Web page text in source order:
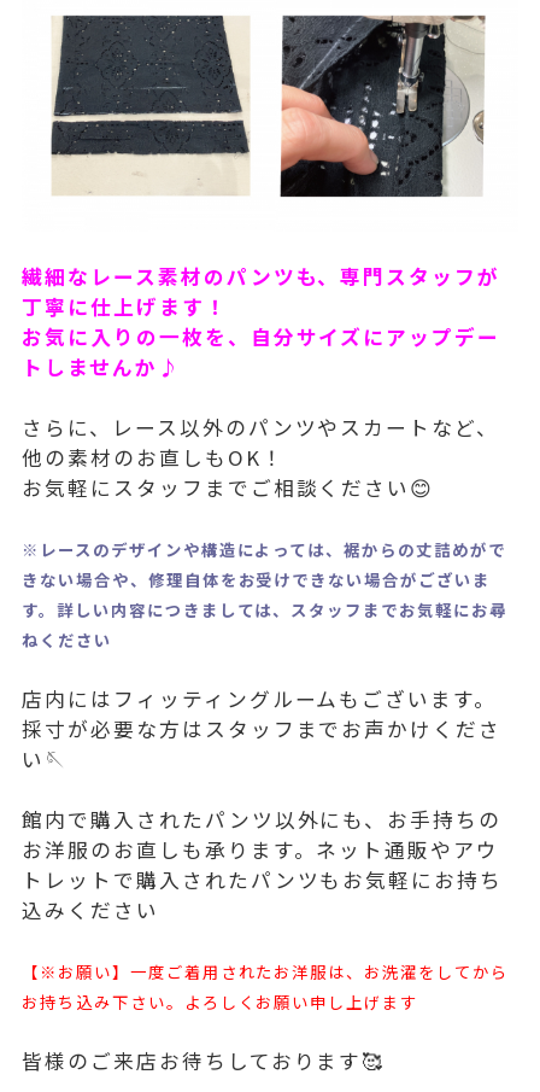
繊細なレース素材のパンツも、専門スタッフが
丁寧に仕上げます！
お気に入りの一枚を、自分サイズにアップデー
トしませんか♪
さらに、レース以外のパンツやスカートなど、
他の素材のお直しもOK！
お気軽にスタッフまでご相談ください😊
※レースのデザインや構造によっては、裾からの丈詰めがで
きない場合や、修理自体をお受けできない場合がございま
す。詳しい内容につきましては、スタッフまでお気軽にお尋
ねください
店内にはフィッティングルームもございます。
採寸が必要な方はスタッフまでお声かけくださ
い🪡
館内で購入されたパンツ以外にも、お手持ちの
お洋服のお直しも承ります。ネット通販やアウ
トレットで購入されたパンツもお気軽にお持ち
込みください
【※お願い】一度ご着用されたお洋服は、お洗濯をしてから
お持ち込み下さい。よろしくお願い申し上げます
皆様のご来店お待ちしております🥰